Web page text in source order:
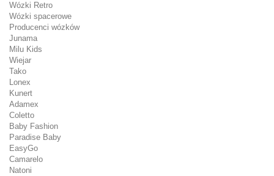
Wózki Retro
Wózki spacerowe
Producenci wózków
Junama
Milu Kids
Wiejar
Tako
Lonex
Kunert
Adamex
Coletto
Baby Fashion
Paradise Baby
EasyGo
Camarelo
Natoni